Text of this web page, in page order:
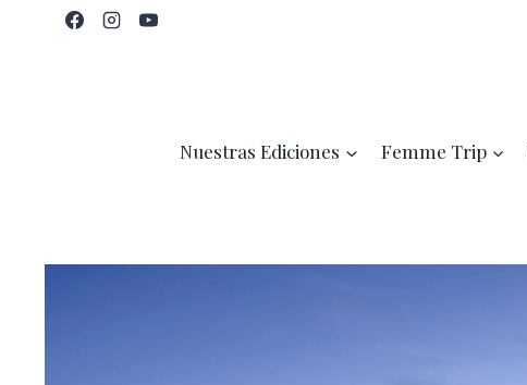
Nuestras Ediciones Femme Trip